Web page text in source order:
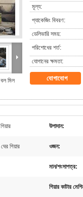
মিল
মূল্য:
প্যাকেজিং বিবরণ:
ডেলিভারি সময়:
পরিশোধের শর্ত:
যোগানের ক্ষমতা:
যোগাযোগ
উপাদান:
গিয়ার ওজন:
মান/শংসাপত্র:
গিয়ার কাটার